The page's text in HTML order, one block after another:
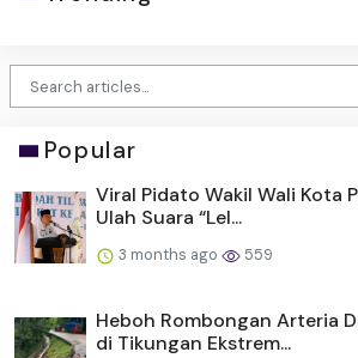
Popular
Viral Pidato Wakil Wali Kota
Ulah Suara “Lel...
3 months ago 559
Heboh Rombongan Arteria
di Tikungan Ekstrem...